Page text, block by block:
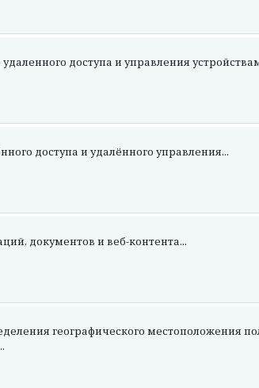
доступа и управления
доступа и удалённого управления...
документов и веб-контента...
географического местоположения